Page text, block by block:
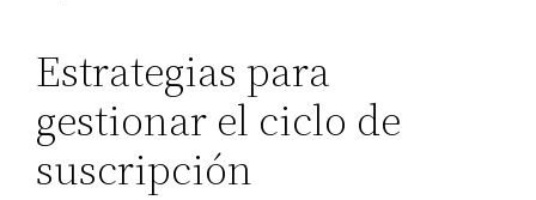
Estrategias para
gestionar el ciclo de
suscripción